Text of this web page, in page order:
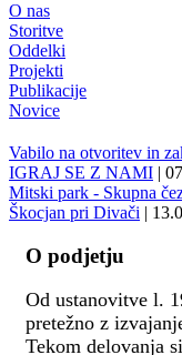
O nas
Storitve
Oddelki
Projekti
Publikacije
Novice
Vabilo na otvoritev in
IGRAJ SE Z NAMI |
Mitski park - Skupna
Škocjan pri Divači |
O podjetju
Od ustanovitve l.
pretežno z
Tekom delovanja